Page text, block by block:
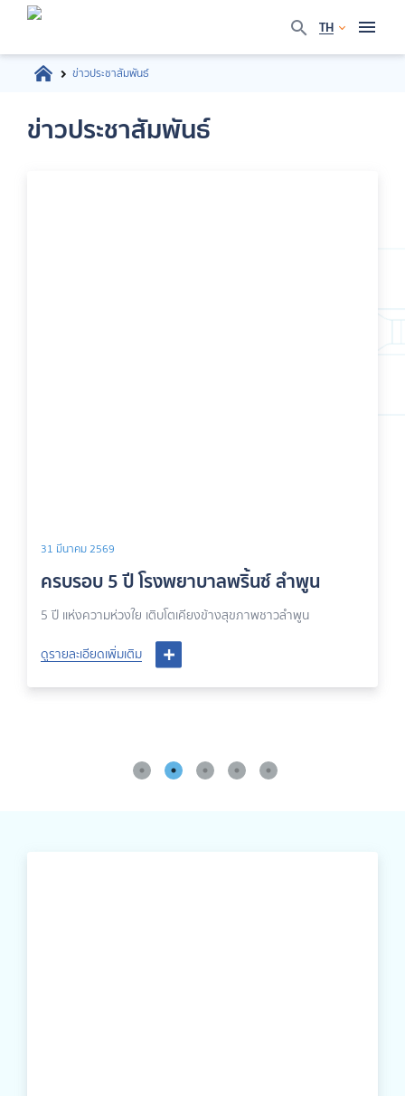
TH
ข่าวประชาสัมพันธ์
ข่าวประชาสัมพันธ์
31 มีนาคม 2569
ครบรอบ 5 ปี โรงพยาบาลพริ้นซ์ ลำพูน
5 ปี เเห่งความห่วงใย เติบโตเคียงข้างสุขภาพชาวลำพูน
ดูรายละเอียดเพิ่มเติม